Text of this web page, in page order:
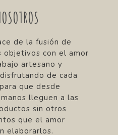
de la fusión de
objetivos con el amor
artesano y
de cada
que desde
lleguen a las
sin otros
que el amor
elaborarlos.